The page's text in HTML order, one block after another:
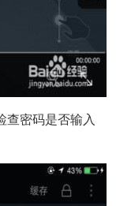
密码是否输入